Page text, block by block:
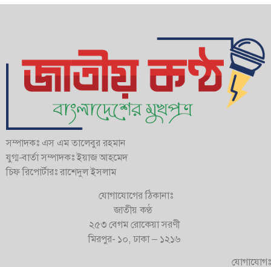
সম্পাদকঃ এস এম তালেবুর রহমান
যুগ্ম-বার্তা সম্পাদকঃ ইয়াজ আহমেদ
চিফ রিপোর্টারঃ রাশেদুল ইসলাম
যোগাযোগের ঠিকানাঃ
জাতীয় কণ্ঠ
২৫৩ বেগম রোকেয়া সরণী
মিরপুর- ১০, ঢাকা – ১২১৬
যোগাযোগঃ